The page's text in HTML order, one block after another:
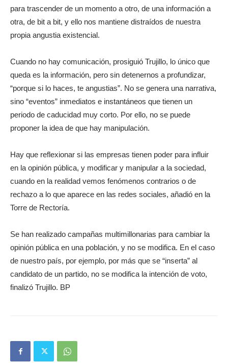
para trascender de un momento a otro, de una información a
otra, de bit a bit, y ello nos mantiene distraídos de nuestra
propia angustia existencial.
Cuando no hay comunicación, prosiguió Trujillo, lo único que
queda es la información, pero sin detenernos a profundizar,
“porque si lo haces, te angustias”. No se genera una narrativa,
sino “eventos” inmediatos e instantáneos que tienen un
periodo de caducidad muy corto. Por ello, no se puede
proponer la idea de que hay manipulación.
Hay que reflexionar si las empresas tienen poder para influir
en la opinión pública, y modificar y manipular a la sociedad,
cuando en la realidad vemos fenómenos contrarios o de
rechazo a lo que aparece en las redes sociales, añadió en la
Torre de Rectoría.
Se han realizado campañas multimillonarias para cambiar la
opinión pública en una población, y no se modifica. En el caso
de nuestro país, por ejemplo, por más que se “inserta” al
candidato de un partido, no se modifica la intención de voto,
finalizó Trujillo. BP